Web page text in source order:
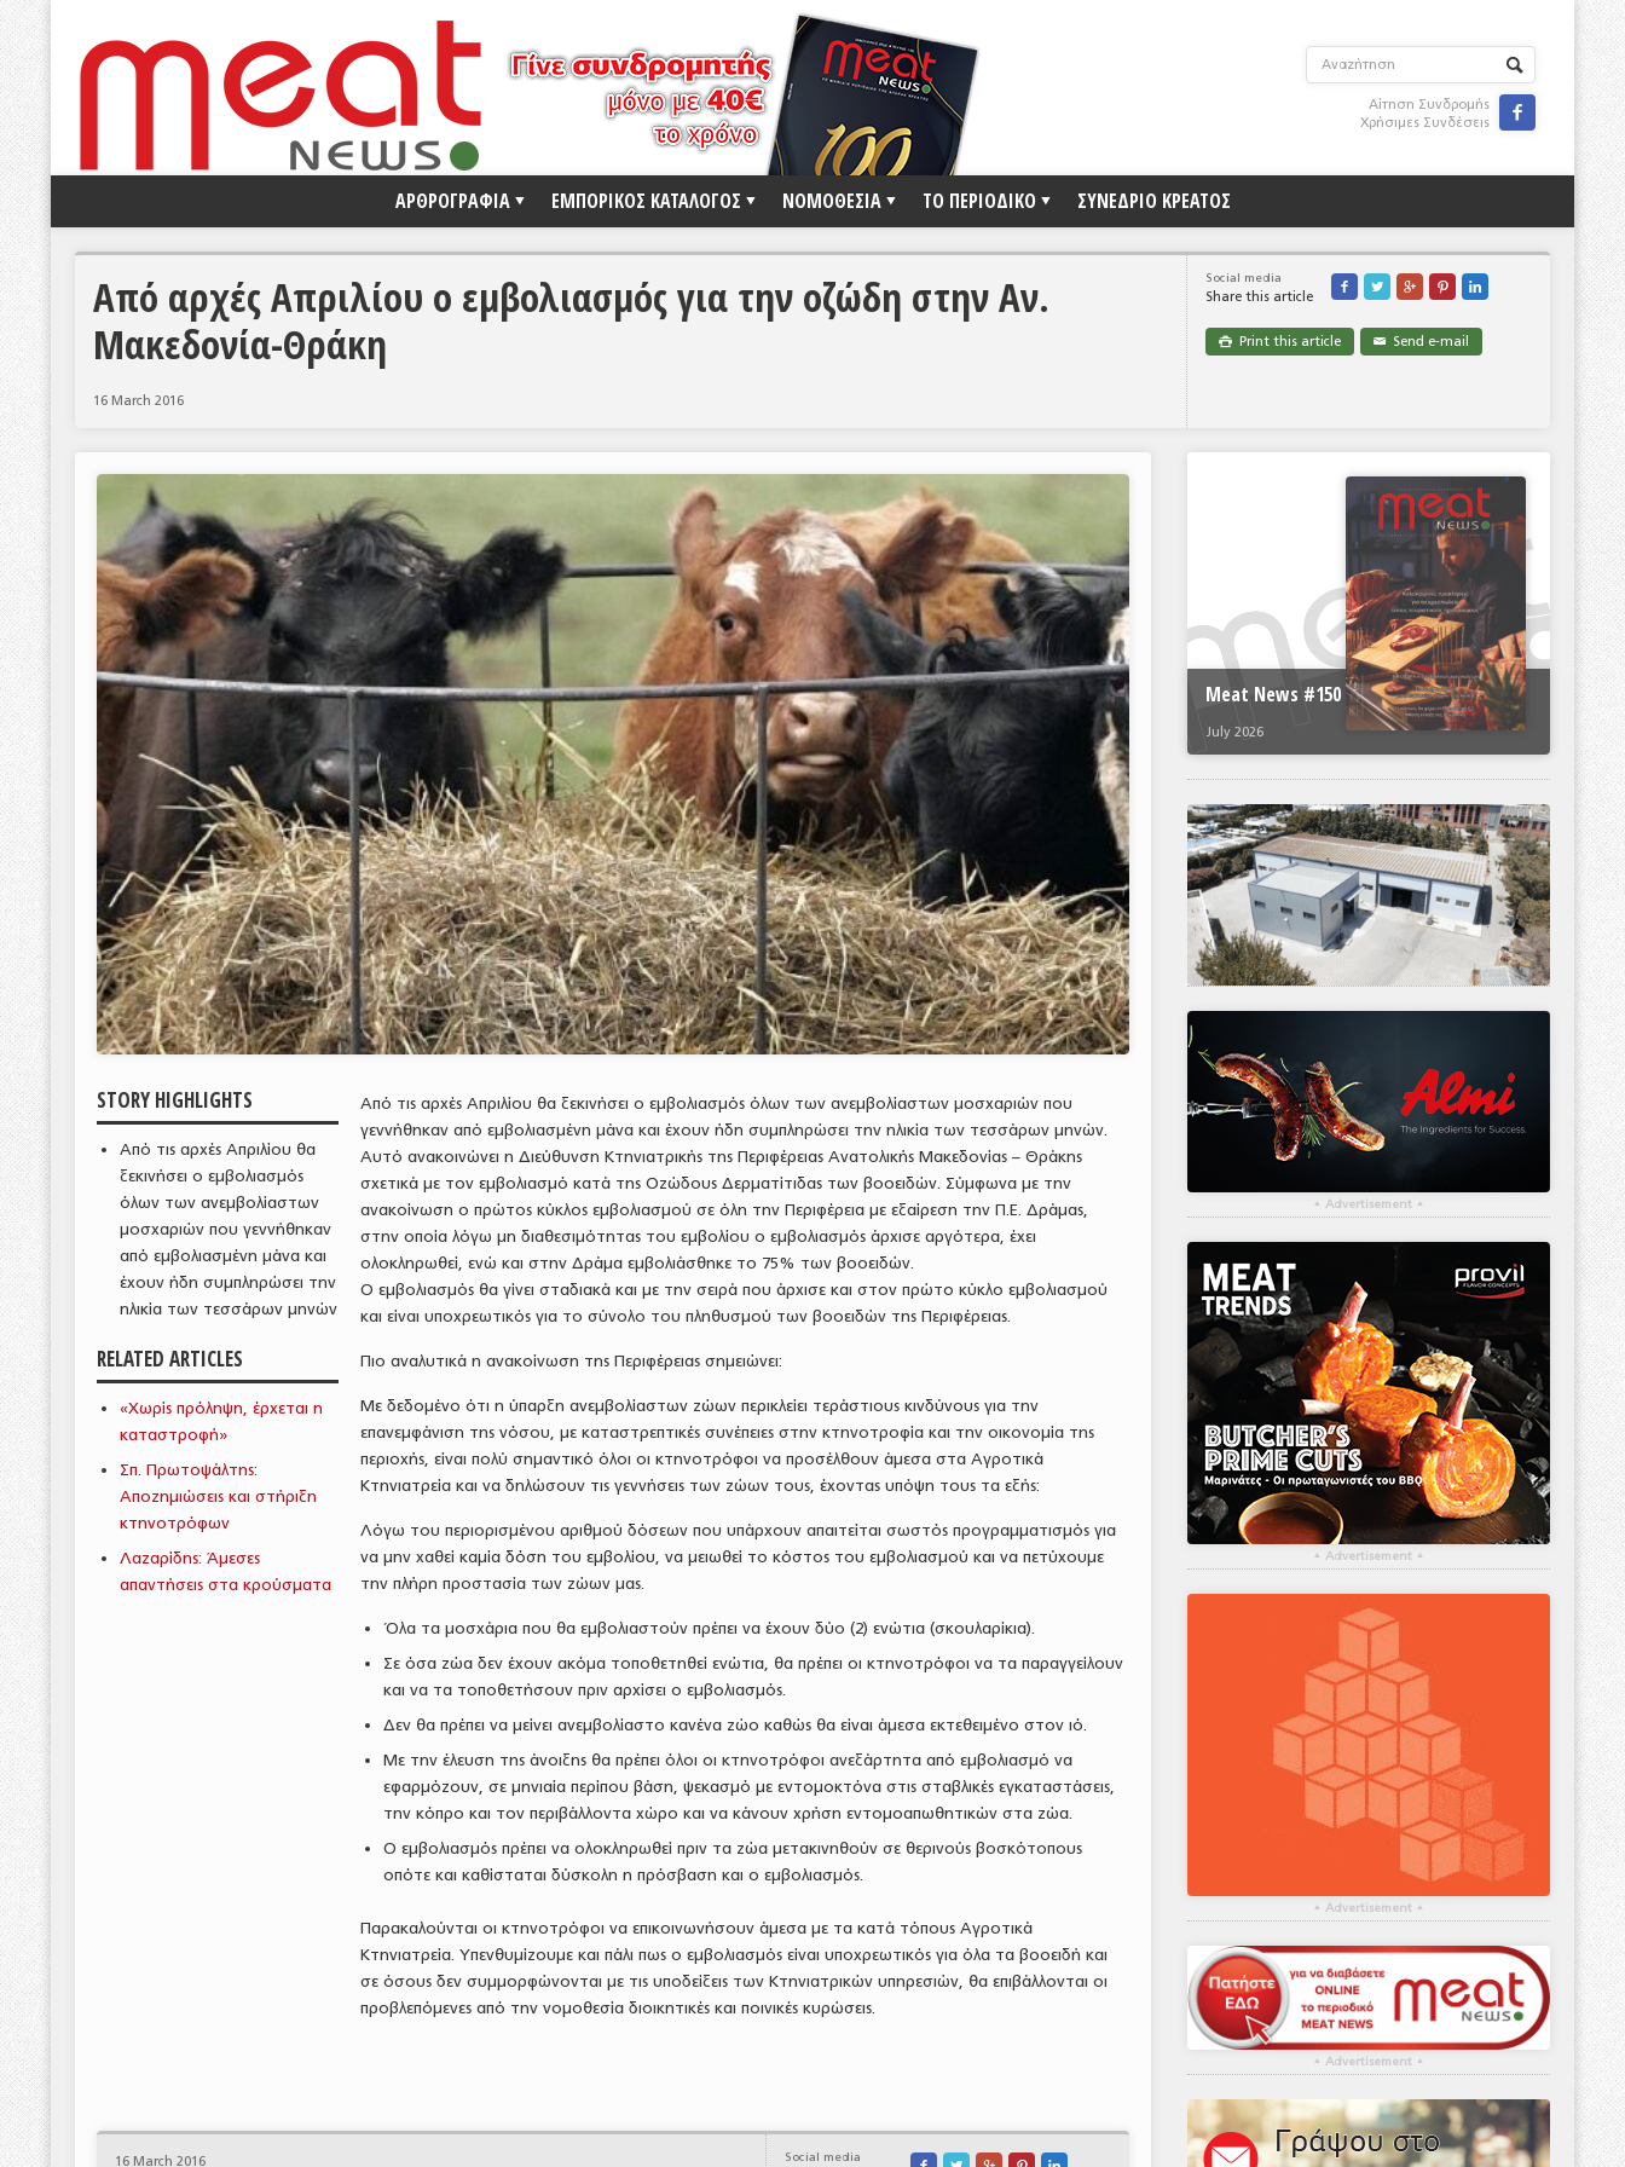
Αίτηση Συνδρομής
Χρήσιμες Συνδέσεις

ΑΡΘΡΟΓΡΑΦΙΑ ΕΜΠΟΡΙΚΟΣ ΚΑΤΑΛΟΓΟΣ ΝΟΜΟΘΕΣΙΑ ΤΟ ΠΕΡΙΟΔΙΚΟ ΣΥΝΕΔΡΙΟ ΚΡΕΑΤΟΣ
Social media
Share this article
    
 Print this article ✉ Send e-mail
Από αρχές Απριλίου ο εμβολιασμός για την οζώδη στην Αν.
Μακεδονία-Θράκη
16 March 2016
STORY HIGHLIGHTS
Από τις αρχές Απριλίου θα
ξεκινήσει ο εμβολιασμός
όλων των ανεμβολίαστων
μοσχαριών που γεννήθηκαν
από εμβολιασμένη μάνα και
έχουν ήδη συμπληρώσει την
ηλικία των τεσσάρων μηνών
RELATED ARTICLES
«Χωρίς πρόληψη, έρχεται η
καταστροφή»
Σπ. Πρωτοψάλτης:
Αποζημιώσεις και στήριξη
κτηνοτρόφων
Λαζαρίδης: Άμεσες
απαντήσεις στα κρούσματα
Από τις αρχές Απριλίου θα ξεκινήσει ο εμβολιασμός όλων των ανεμβολίαστων μοσχαριών που
γεννήθηκαν από εμβολιασμένη μάνα και έχουν ήδη συμπληρώσει την ηλικία των τεσσάρων μηνών.
Αυτό ανακοινώνει η Διεύθυνση Κτηνιατρικής της Περιφέρειας Ανατολικής Μακεδονίας – Θράκης
σχετικά με τον εμβολιασμό κατά της Οζώδους Δερματίτιδας των βοοειδών. Σύμφωνα με την
ανακοίνωση ο πρώτος κύκλος εμβολιασμού σε όλη την Περιφέρεια με εξαίρεση την Π.Ε. Δράμας,
στην οποία λόγω μη διαθεσιμότητας του εμβολίου ο εμβολιασμός άρχισε αργότερα, έχει
ολοκληρωθεί, ενώ και στην Δράμα εμβολιάσθηκε το 75% των βοοειδών.
Ο εμβολιασμός θα γίνει σταδιακά και με την σειρά που άρχισε και στον πρώτο κύκλο εμβολιασμού
και είναι υποχρεωτικός για το σύνολο του πληθυσμού των βοοειδών της Περιφέρειας.
Πιο αναλυτικά η ανακοίνωση της Περιφέρειας σημειώνει:
Με δεδομένο ότι η ύπαρξη ανεμβολίαστων ζώων περικλείει τεράστιους κινδύνους για την
επανεμφάνιση της νόσου, με καταστρεπτικές συνέπειες στην κτηνοτροφία και την οικονομία της
περιοχής, είναι πολύ σημαντικό όλοι οι κτηνοτρόφοι να προσέλθουν άμεσα στα Αγροτικά
Κτηνιατρεία και να δηλώσουν τις γεννήσεις των ζώων τους, έχοντας υπόψη τους τα εξής:
Λόγω του περιορισμένου αριθμού δόσεων που υπάρχουν απαιτείται σωστός προγραμματισμός για
να μην χαθεί καμία δόση του εμβολίου, να μειωθεί το κόστος του εμβολιασμού και να πετύχουμε
την πλήρη προστασία των ζώων μας.
Όλα τα μοσχάρια που θα εμβολιαστούν πρέπει να έχουν δύο (2) ενώτια (σκουλαρίκια).
Σε όσα ζώα δεν έχουν ακόμα τοποθετηθεί ενώτια, θα πρέπει οι κτηνοτρόφοι να τα παραγγείλουν
και να τα τοποθετήσουν πριν αρχίσει ο εμβολιασμός.
Δεν θα πρέπει να μείνει ανεμβολίαστο κανένα ζώο καθώς θα είναι άμεσα εκτεθειμένο στον ιό.
Με την έλευση της άνοιξης θα πρέπει όλοι οι κτηνοτρόφοι ανεξάρτητα από εμβολιασμό να
εφαρμόζουν, σε μηνιαία περίπου βάση, ψεκασμό με εντομοκτόνα στις σταβλικές εγκαταστάσεις,
την κόπρο και τον περιβάλλοντα χώρο και να κάνουν χρήση εντομοαπωθητικών στα ζώα.
Ο εμβολιασμός πρέπει να ολοκληρωθεί πριν τα ζώα μετακινηθούν σε θερινούς βοσκότοπους
οπότε και καθίσταται δύσκολη η πρόσβαση και ο εμβολιασμός.
Παρακαλούνται οι κτηνοτρόφοι να επικοινωνήσουν άμεσα με τα κατά τόπους Αγροτικά
Κτηνιατρεία. Υπενθυμίζουμε και πάλι πως ο εμβολιασμός είναι υποχρεωτικός για όλα τα βοοειδή και
σε όσους δεν συμμορφώνονται με τις υποδείξεις των Κτηνιατρικών υπηρεσιών, θα επιβάλλονται οι
προβλεπόμενες από την νομοθεσία διοικητικές και ποινικές κυρώσεις.
Social media
16 March 2016
Meat News #150
July 2026
▴ Advertisement ▴
▴ Advertisement ▴
▴ Advertisement ▴
▴ Advertisement ▴